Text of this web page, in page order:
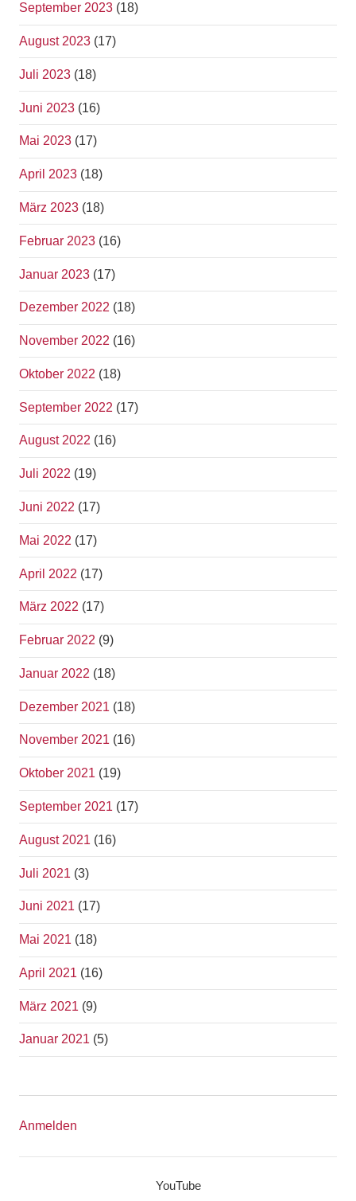
September 2023 (18)
August 2023 (17)
Juli 2023 (18)
Juni 2023 (16)
Mai 2023 (17)
April 2023 (18)
März 2023 (18)
Februar 2023 (16)
Januar 2023 (17)
Dezember 2022 (18)
November 2022 (16)
Oktober 2022 (18)
September 2022 (17)
August 2022 (16)
Juli 2022 (19)
Juni 2022 (17)
Mai 2022 (17)
April 2022 (17)
März 2022 (17)
Februar 2022 (9)
Januar 2022 (18)
Dezember 2021 (18)
November 2021 (16)
Oktober 2021 (19)
September 2021 (17)
August 2021 (16)
Juli 2021 (3)
Juni 2021 (17)
Mai 2021 (18)
April 2021 (16)
März 2021 (9)
Januar 2021 (5)
Anmelden
YouTube